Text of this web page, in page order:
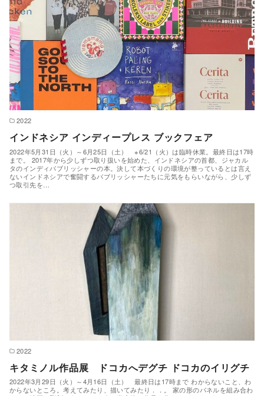
2022
インドネシア インディープレス ブックフェア
2022年5月31日（火）～6月25日（土） ※6/21（火）は臨時休業。最終日は17時
まで。 2017年から少しずつ取り扱いを始めた、インドネシアの首都、ジャカル
タのインディパブリッシャーの本。決して本づくりの環境が整っているとは言え
ないインドネシアで奮闘するパブリッシャーたちに元気をもらいながら、少しず
つ取引先を…
2022
キタミノル作品展 ドコカへデグチ ドコカのイリグチ
2022年3月29日（火）～4月16日（土） 最終日は17時まで わからないこと、わ
からないところ。考えてみたり、描いてみたり．．。 家の形のパネルを組み合わ